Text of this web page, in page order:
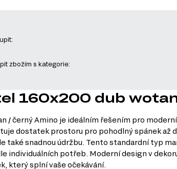
zbožím s kategorie:
160x200 dub
/ černý Amino je ideálním řešením pro
dostatek prostoru pro pohodlný spánek až
také snadnou údržbu. Tento standardní typ
individuálních potřeb. Moderní design v
který splní vaše očekávání.